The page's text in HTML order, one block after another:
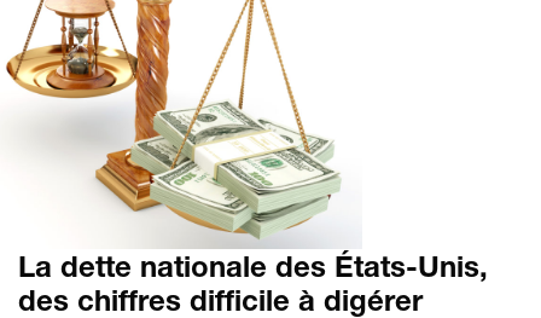
La dette nationale des États-Unis,
des chiffres difficile à digérer